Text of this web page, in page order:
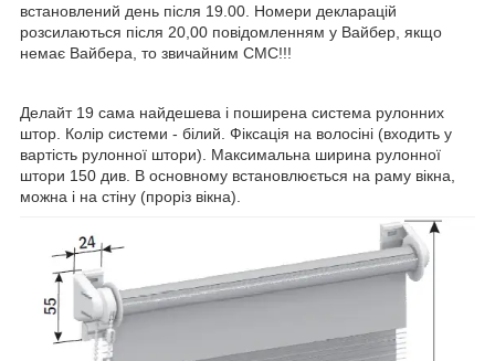
встановлений день після 19.00. Номери декларацій
розсилаються після 20,00 повідомленням у Вайбер, якщо
немає Вайбера, то звичайним СМС!!!
Делайт 19 сама найдешева і поширена система рулонних
штор. Колір системи - білий. Фіксація на волосіні (входить у
вартість рулонної штори). Максимальна ширина рулонної
штори 150 див. В основному встановлюється на раму вікна,
можна і на стіну (проріз вікна).